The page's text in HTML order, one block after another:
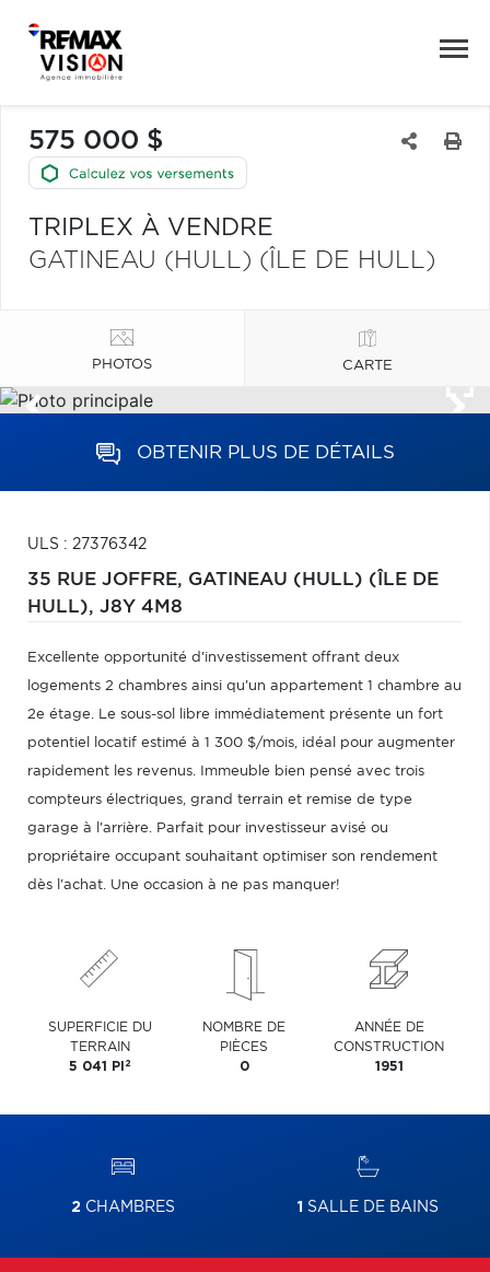
575 000 $
TRIPLEX À VENDRE
GATINEAU (HULL) (ÎLE DE HULL)
PHOTOS CARTE
OBTENIR PLUS DE DÉTAILS
ULS : 27376342
35 RUE JOFFRE, GATINEAU (HULL) (ÎLE DE
HULL), J8Y 4M8
Excellente opportunité d'investissement offrant deux
logements 2 chambres ainsi qu'un appartement 1 chambre au
2e étage. Le sous-sol libre immédiatement présente un fort
potentiel locatif estimé à 1 300 $/mois, idéal pour augmenter
rapidement les revenus. Immeuble bien pensé avec trois
compteurs électriques, grand terrain et remise de type
garage à l'arrière. Parfait pour investisseur avisé ou
propriétaire occupant souhaitant optimiser son rendement
dès l'achat. Une occasion à ne pas manquer!
SUPERFICIE DU
TERRAIN
5 041 PI 2
NOMBRE DE
PIÈCES
0
ANNÉE DE
CONSTRUCTION
1951
2CHAMBRES 1 SALLE DE BAINS